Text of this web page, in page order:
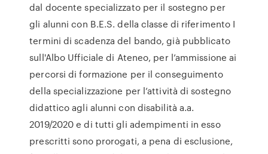
dal docente specializzato per il sostegno per
gli alunni con B.E.S. della classe di riferimento I
termini di scadenza del bando, già pubblicato
sull'Albo Ufficiale di Ateneo, per l’ammissione ai
percorsi di formazione per il conseguimento
della specializzazione per l’attività di sostegno
didattico agli alunni con disabilità a.a.
2019/2020 e di tutti gli adempimenti in esso
prescritti sono prorogati, a pena di esclusione,